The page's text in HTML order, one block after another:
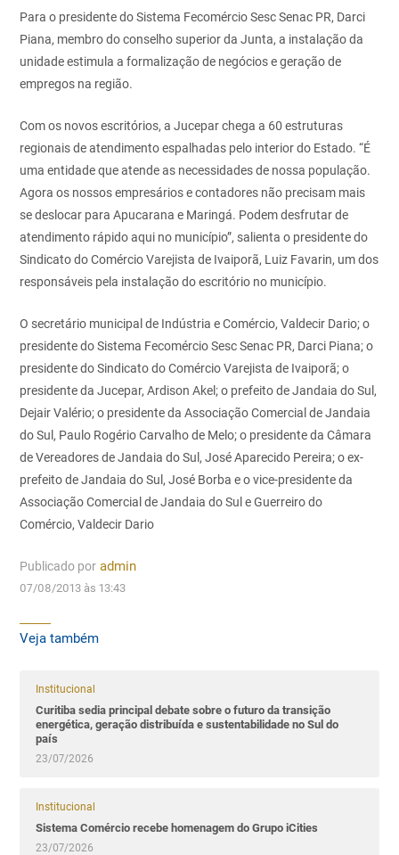
Para o presidente do Sistema Fecomércio Sesc Senac PR, Darci
Piana, membro do conselho superior da Junta, a instalação da
unidade estimula a formalização de negócios e geração de
empregos na região.
Com os novos escritórios, a Jucepar chega a 60 estruturas
regionais de atendimento espalhadas pelo interior do Estado. “É
uma entidade que atende as necessidades de nossa população.
Agora os nossos empresários e contadores não precisam mais
se deslocar para Apucarana e Maringá. Podem desfrutar de
atendimento rápido aqui no município”, salienta o presidente do
Sindicato do Comércio Varejista de Ivaiporã, Luiz Favarin, um dos
responsáveis pela instalação do escritório no município.
O secretário municipal de Indústria e Comércio, Valdecir Dario; o
presidente do Sistema Fecomércio Sesc Senac PR, Darci Piana; o
presidente do Sindicato do Comércio Varejista de Ivaiporã; o
presidente da Jucepar, Ardison Akel; o prefeito de Jandaia do Sul,
Dejair Valério; o presidente da Associação Comercial de Jandaia
do Sul, Paulo Rogério Carvalho de Melo; o presidente da Câmara
de Vereadores de Jandaia do Sul, José Aparecido Pereira; o ex-
prefeito de Jandaia do Sul, José Borba e o vice-presidente da
Associação Comercial de Jandaia do Sul e Guerreiro do
Comércio, Valdecir Dario
Publicado por admin
07/08/2013 às 13:43
Veja também
Institucional
Curitiba sedia principal debate sobre o futuro da transição
energética, geração distribuída e sustentabilidade no Sul do
país
23/07/2026
Institucional
Sistema Comércio recebe homenagem do Grupo iCities
23/07/2026